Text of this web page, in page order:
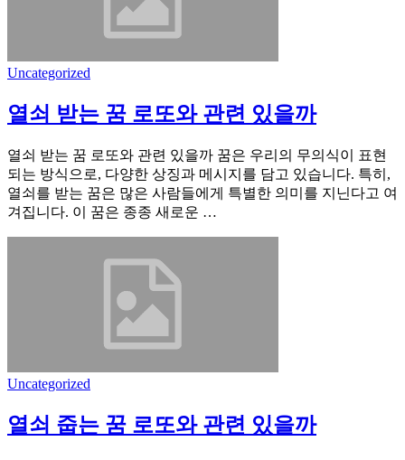
Uncategorized
열쇠 받는 꿈 로또와 관련 있을까
열쇠 받는 꿈 로또와 관련 있을까 꿈은 우리의 무의식이 표현
되는 방식으로, 다양한 상징과 메시지를 담고 있습니다. 특히,
열쇠를 받는 꿈은 많은 사람들에게 특별한 의미를 지닌다고 여
겨집니다. 이 꿈은 종종 새로운 …
Uncategorized
열쇠 줍는 꿈 로또와 관련 있을까